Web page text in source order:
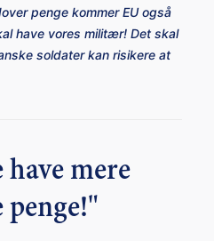
penge kommer EU også
have vores militær! Det skal
soldater kan risikere at
mere
penge!"